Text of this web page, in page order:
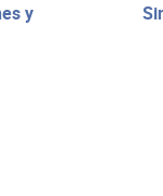
sin preocupaciones: derecho de